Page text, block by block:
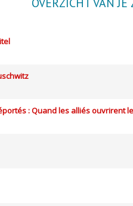
: Quand les alliés ouvrirent